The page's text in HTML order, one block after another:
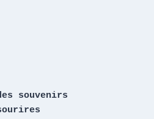
souvenirs